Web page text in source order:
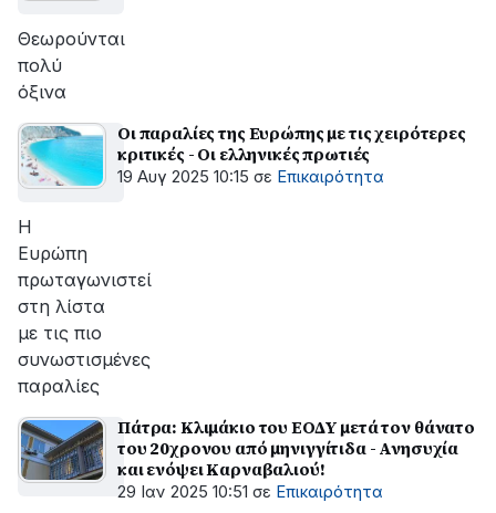
Θεωρούνται
πολύ
όξινα
Οι παραλίες της Ευρώπης με τις χειρότερες
κριτικές - Οι ελληνικές πρωτιές
19 Αυγ 2025 10:15 σε Επικαιρότητα
Η
Ευρώπη
πρωταγωνιστεί
στη λίστα
με τις πιο
συνωστισμένες
παραλίες
Πάτρα: Κλιμάκιο του ΕΟΔΥ μετά τον θάνατο
του 20χρονου από μηνιγγίτιδα - Ανησυχία
και ενόψει Καρναβαλιού!
29 Ιαν 2025 10:51 σε Επικαιρότητα